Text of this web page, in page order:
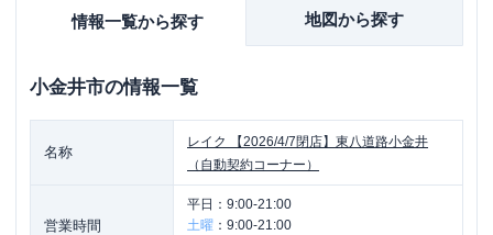
情報一覧から探す 地図から探す
小金井市の情報一覧
名称
レイク
【2026/4/7閉店】東八道路小金井
（自動契約コーナー）
営業時間
平日： 9:00-21:00
土曜 ： 9:00-21:00